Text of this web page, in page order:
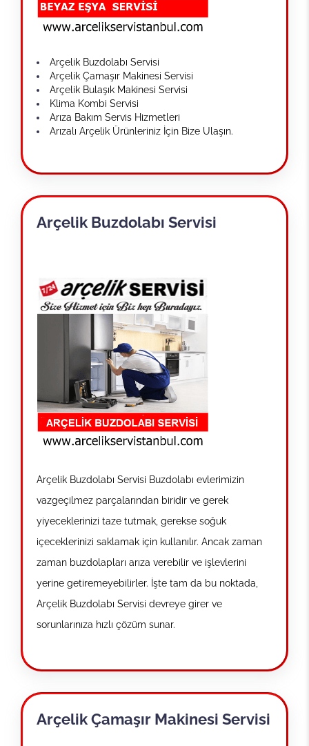
Arçelik Buzdolabı Servisi
Arçelik Çamaşır Makinesi Servisi
Arçelik Bulaşık Makinesi Servisi
Klima Kombi Servisi
Arıza Bakım Servis Hizmetleri
Arızalı Arçelik Ürünleriniz İçin Bize Ulaşın.
Arçelik Buzdolabı Servisi
Arçelik Buzdolabı Servisi Buzdolabı evlerimizin
vazgeçilmez parçalarından biridir ve gerek
yiyeceklerinizi taze tutmak, gerekse soğuk
içeceklerinizi saklamak için kullanılır. Ancak zaman
zaman buzdolapları arıza verebilir ve işlevlerini
yerine getiremeyebilirler. İşte tam da bu noktada,
Arçelik Buzdolabı Servisi devreye girer ve
sorunlarınıza hızlı çözüm sunar.
Arçelik Çamaşır Makinesi Servisi